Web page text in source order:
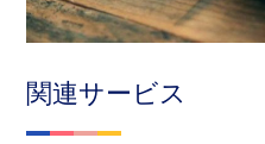
関連サービス